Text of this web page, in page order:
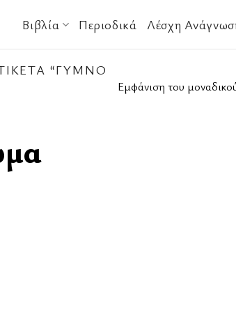
Βιβλία Περιοδικά Λέσχη
“ΓΥΜΝΌ
Εμφάνιση του